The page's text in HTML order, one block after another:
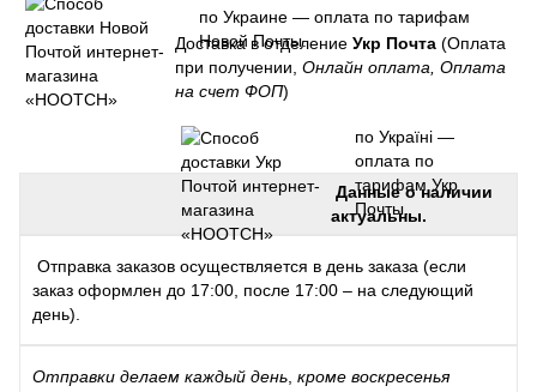
по Украине — оплата по тарифам
Новой Почты.
Доставка в отделение Укр Почта (Оплата
при получении, Онлайн оплата, Оплата
на счет ФОП)
по Україні —
оплата по
тарифам Укр
Почты.
Данные о наличии
актуальны.
Отправка заказов осуществляется в день заказа (если
заказ оформлен до 17:00, после 17:00 – на следующий
день).
Отправки делаем каждый день кроме воскресенья